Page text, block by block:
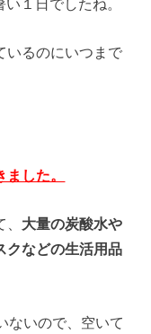
いるのにいつまで
した。
大量の炭酸水や
クなどの生活用品
ないので、空いて